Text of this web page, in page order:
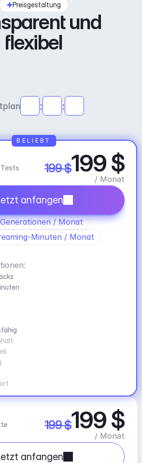
Preisgestaltung
und
flexibel
: :
199 $199 $
/ Monat
anfangen
/ Monat
Minuten / Monat
BELIEBT
199 $199 $
/ Monat
anfangen